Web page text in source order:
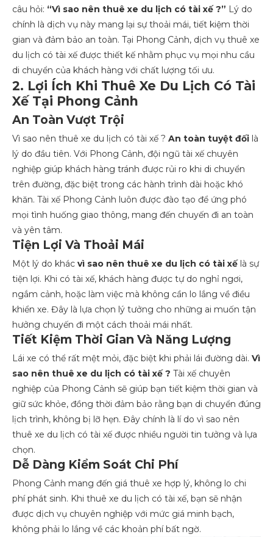
câu hỏi: “Vì sao nên thuê xe du lịch có tài xế ?” Lý do
chính là dịch vụ này mang lại sự thoải mái, tiết kiệm thời
gian và đảm bảo an toàn. Tại Phong Cảnh, dịch vụ thuê xe
du lịch có tài xế được thiết kế nhằm phục vụ mọi nhu cầu
di chuyển của khách hàng với chất lượng tối ưu.
2. Lợi Ích Khi Thuê Xe Du Lịch Có Tài
Xế Tại Phong Cảnh
An Toàn Vượt Trội
Vì sao nên thuê xe du lịch có tài xế ? An toàn tuyệt đối là
lý do đầu tiên. Với Phong Cảnh, đội ngũ tài xế chuyên
nghiệp giúp khách hàng tránh được rủi ro khi di chuyển
trên đường, đặc biệt trong các hành trình dài hoặc khó
khăn. Tài xế Phong Cảnh luôn được đào tạo để ứng phó
mọi tình huống giao thông, mang đến chuyến đi an toàn
và yên tâm.
Tiện Lợi Và Thoải Mái
Một lý do khác vì sao nên thuê xe du lịch có tài xếlà sự
tiện lợi. Khi có tài xế, khách hàng được tự do nghỉ ngơi,
ngắm cảnh, hoặc làm việc mà không cần lo lắng về điều
khiển xe. Đây là lựa chọn lý tưởng cho những ai muốn tận
hưởng chuyến đi một cách thoải mái nhất.
Tiết Kiệm Thời Gian Và Năng Lượng
Lái xe có thể rất mệt mỏi, đặc biệt khi phải lái đường dài. Vì
sao nên thuê xe du lịch có tài xế ? Tài xế chuyên
nghiệp của Phong Cảnh sẽ giúp bạn tiết kiệm thời gian và
giữ sức khỏe, đồng thời đảm bảo rằng bạn di chuyển đúng
lịch trình, không bị lỡ hẹn. Đây chính là lí do vì sao nên
thuê xe du lịch có tài xế được nhiều người tin tưởng và lựa
chọn.
Dễ Dàng Kiểm Soát Chi Phí
Phong Cảnh mang đến giá thuê xe hợp lý, không lo chi
phí phát sinh. Khi thuê xe du lịch có tài xế, bạn sẽ nhận
được dịch vụ chuyên nghiệp với mức giá minh bạch,
không phải lo lắng về các khoản phí bất ngờ.